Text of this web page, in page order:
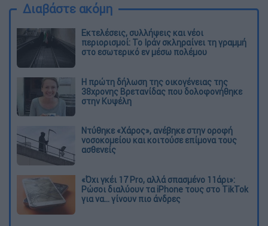
Διαβάστε ακόμη
Εκτελέσεις, συλλήψεις και νέοι
περιορισμοί: Το Ιράν σκληραίνει τη γραμμή
στο εσωτερικό εν μέσω πολέμου
Η πρώτη δήλωση της οικογένειας της
38χρονης Βρετανίδας που δολοφονήθηκε
στην Κυψέλη
Ντύθηκε «Χάρος», ανέβηκε στην οροφή
νοσοκομείου και κοιτούσε επίμονα τους
ασθενείς
«Όχι γκέι 17 Pro, αλλά σπασμένο 11άρι»:
Ρώσοι διαλύουν τα iPhone τους στο TikTok
για να... γίνουν πιο άνδρες